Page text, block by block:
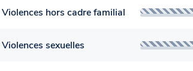
Violences hors cadre familial
Violences sexuelles